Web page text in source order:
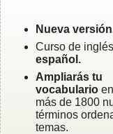
Nueva
Curso de
español.
Ampliarás tu
vocabulario
más de 1800
términos
temas.